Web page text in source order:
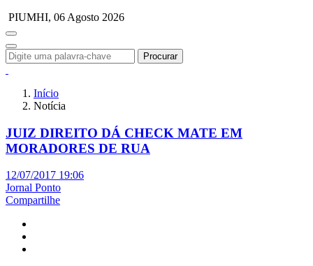
PIUMHI, 06 Agosto 2026
Procurar
Início
Notícia
JUIZ DIREITO DÁ CHECK MATE EM
MORADORES DE RUA
12/07/2017 19:06
Jornal Ponto
Compartilhe